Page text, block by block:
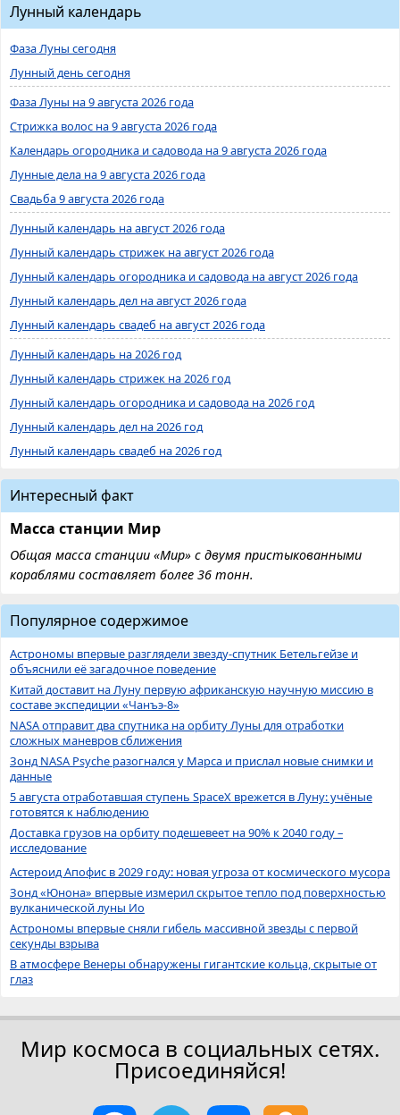
Лунный календарь
Фаза Луны сегодня
Лунный день сегодня
Фаза Луны на 9 августа 2026 года
Стрижка волос на 9 августа 2026 года
Календарь огородника и садовода на 9 августа 2026 года
Лунные дела на 9 августа 2026 года
Свадьба 9 августа 2026 года
Лунный календарь на август 2026 года
Лунный календарь стрижек на август 2026 года
Лунный календарь огородника и садовода на август 2026 года
Лунный календарь дел на август 2026 года
Лунный календарь свадеб на август 2026 года
Лунный календарь на 2026 год
Лунный календарь стрижек на 2026 год
Лунный календарь огородника и садовода на 2026 год
Лунный календарь дел на 2026 год
Лунный календарь свадеб на 2026 год
Интересный факт
Масса станции Мир
Общая масса станции «Мир» с двумя пристыкованными
кораблями составляет более 36 тонн.
Популярное содержимое
Астрономы впервые разглядели звезду-спутник Бетельгейзе и
объяснили её загадочное поведение
Китай доставит на Луну первую африканскую научную миссию в
составе экспедиции «Чанъэ-8»
NASA отправит два спутника на орбиту Луны для отработки
сложных маневров сближения
Зонд NASA Psyche разогнался у Марса и прислал новые снимки и
данные
5 августа отработавшая ступень SpaceX врежется в Луну: учёные
готовятся к наблюдению
Доставка грузов на орбиту подешевеет на 90% к 2040 году –
исследование
Астероид Апофис в 2029 году: новая угроза от космического мусора
Зонд «Юнона» впервые измерил скрытое тепло под поверхностью
вулканической луны Ио
Астрономы впервые сняли гибель массивной звезды с первой
секунды взрыва
В атмосфере Венеры обнаружены гигантские кольца, скрытые от
глаз
Мир космоса в социальных сетях.
Присоединяйся!